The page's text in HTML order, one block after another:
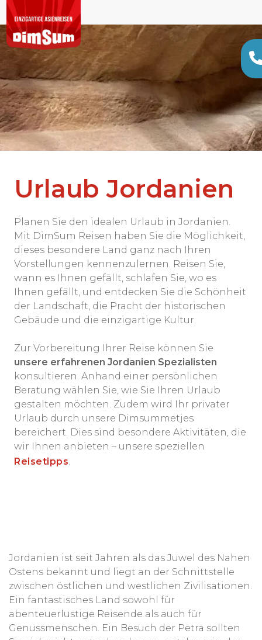
Urlaub Jordanien
Planen Sie den idealen Urlaub in Jordanien.
Mit DimSum Reisen haben Sie die Möglichkeit,
dieses besondere Land ganz nach Ihren
Vorstellungen kennenzulernen. Reisen Sie,
wann es Ihnen gefällt, schlafen Sie, wo es
Ihnen gefällt, und entdecken Sie die Schönheit
der Landschaft, die Pracht der historischen
Gebäude und die einzigartige Kultur.
Zur Vorbereitung Ihrer Reise können Sie
unsere erfahrenen Jordanien Spezialisten
konsultieren. Anhand einer persönlichen
Beratung wählen Sie, wie Sie Ihren Urlaub
gestalten möchten. Zudem wird Ihr privater
Urlaub durch unsere Dimsummetjes
bereichert. Dies sind besondere Aktivitäten, die
wir Ihnen anbieten – unsere speziellen
Reisetipps.
Jordanien ist seit Jahren als das Juwel des Nahen
Ostens bekannt und liegt an der Schnittstelle
zwischen östlichen und westlichen Zivilisationen.
Ein fantastisches Land sowohl für
abenteuerlustige Reisende als auch für
Genussmenschen. Ein Besuch der Petra sollten